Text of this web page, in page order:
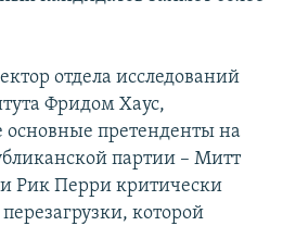
отдела исследований
Фридом Хаус,
основные претенденты на
партии – Митт
Рик Перри критически
которой